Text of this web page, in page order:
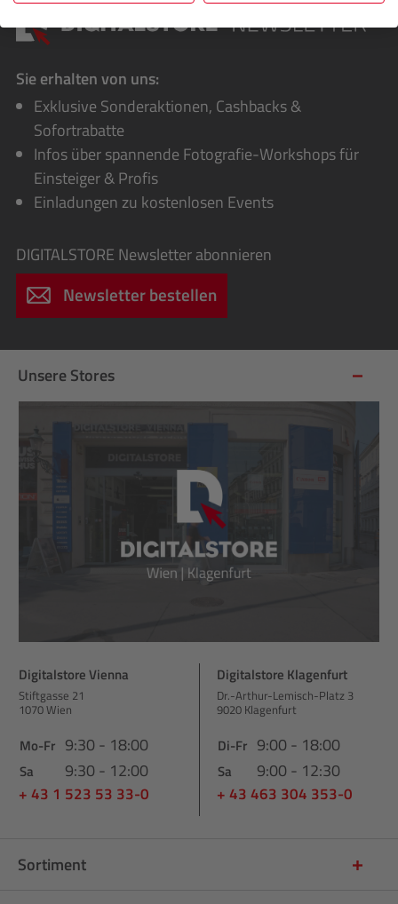
Sie erhalten von uns:
Exklusive Sonderaktionen, Cashbacks &
Sofortrabatte
Infos über spannende Fotografie-Workshops für
Einsteiger & Profis
Einladungen zu kostenlosen Events
DIGITALSTORE Newsletter abonnieren
Newsletter bestellen
Unsere Stores
Digitalstore Vienna
Stiftgasse 21
1070 Wien
Mo-Fr 9:30 - 18:00
Sa 9:30 - 12:00
+ 43 1 523 53 33-0
Digitalstore Klagenfurt
Dr.-Arthur-Lemisch-Platz 3
9020 Klagenfurt
Di-Fr 9:00 - 18:00
Sa 9:00 - 12:30
+ 43 463 304 353-0
Sortiment